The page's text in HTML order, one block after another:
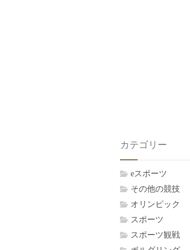
カテゴリー
eスポーツ
その他の競技
オリンピック
スポーツ
スポーツ観戦